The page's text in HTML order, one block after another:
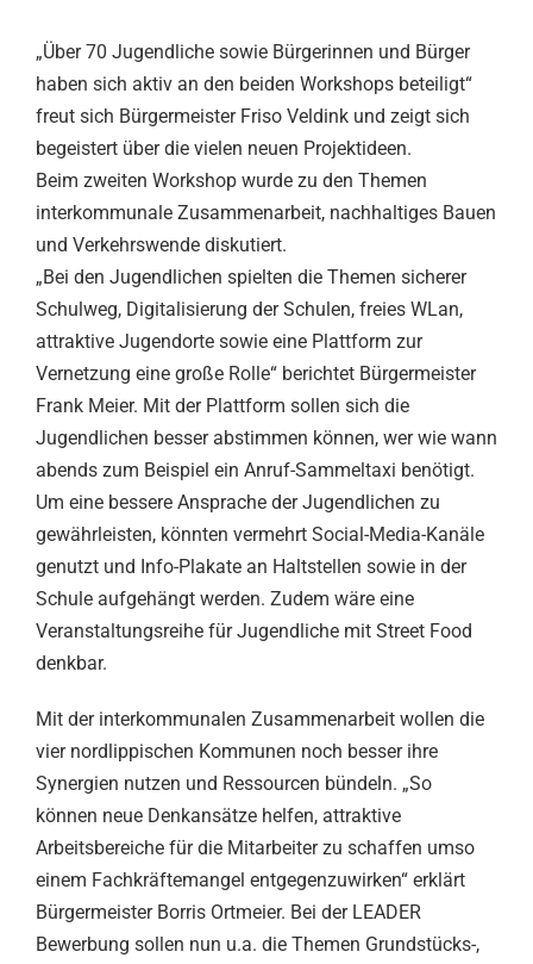
„Über 70 Jugendliche sowie Bürgerinnen und Bürger
haben sich aktiv an den beiden Workshops beteiligt“
freut sich Bürgermeister Friso Veldink und zeigt sich
begeistert über die vielen neuen Projektideen.
Beim zweiten Workshop wurde zu den Themen
interkommunale Zusammenarbeit, nachhaltiges Bauen
und Verkehrswende diskutiert.
„Bei den Jugendlichen spielten die Themen sicherer
Schulweg, Digitalisierung der Schulen, freies WLan,
attraktive Jugendorte sowie eine Plattform zur
Vernetzung eine große Rolle“ berichtet Bürgermeister
Frank Meier. Mit der Plattform sollen sich die
Jugendlichen besser abstimmen können, wer wie wann
abends zum Beispiel ein Anruf-Sammeltaxi benötigt.
Um eine bessere Ansprache der Jugendlichen zu
gewährleisten, könnten vermehrt Social-Media-Kanäle
genutzt und Info-Plakate an Haltstellen sowie in der
Schule aufgehängt werden. Zudem wäre eine
Veranstaltungsreihe für Jugendliche mit Street Food
denkbar.
Mit der interkommunalen Zusammenarbeit wollen die
vier nordlippischen Kommunen noch besser ihre
Synergien nutzen und Ressourcen bündeln. „So
können neue Denkansätze helfen, attraktive
Arbeitsbereiche für die Mitarbeiter zu schaffen umso
einem Fachkräftemangel entgegenzuwirken“ erklärt
Bürgermeister Borris Ortmeier. Bei der LEADER
Bewerbung sollen nun u.a. die Themen Grundstücks-,